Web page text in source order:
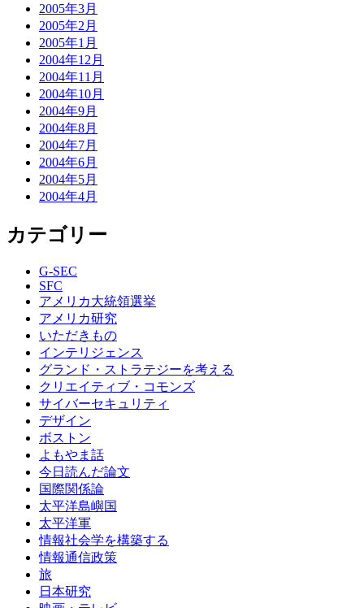
2005年3月
2005年2月
2005年1月
2004年12月
2004年11月
2004年10月
2004年9月
2004年8月
2004年7月
2004年6月
2004年5月
2004年4月
カテゴリー
G-SEC
SFC
アメリカ大統領選挙
アメリカ研究
いただきもの
インテリジェンス
グランド・ストラテジーを考える
クリエイティブ・コモンズ
サイバーセキュリティ
デザイン
ボストン
よもやま話
今日読んだ論文
国際関係論
太平洋島嶼国
太平洋軍
情報社会学を構築する
情報通信政策
旅
日本研究